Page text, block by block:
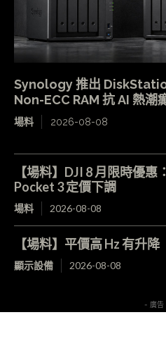
Synology 推出
Non-ECC RAM 抗 AI 熱潮
場料 2026-08-08
【場料】DJI 8 月限時優惠
Pocket 3 定價下調
場料 2026-08-08
【場料】平價高 Hz 有升
顯示設備 2026-08-08
- 廣告